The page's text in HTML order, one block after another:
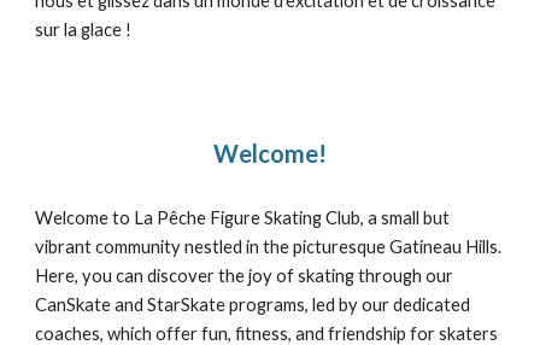
sur la glace !
Welcome!
Welcome to La Pêche Figure Skating Club, a small but
vibrant community nestled in the picturesque Gatineau Hills.
Here, you can discover the joy of skating through our
CanSkate and StarSkate programs, led by our dedicated
coaches, which offer fun, fitness, and friendship for skaters